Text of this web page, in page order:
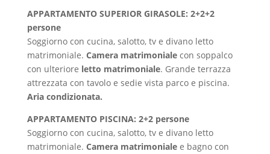
APPARTAMENTO SUPERIOR GIRASOLE: 2+2+2
persone
Soggiorno con cucina, salotto, tv e divano letto
matrimoniale. Camera matrimonialecon soppalco
con ulteriore letto matrimoniale. Grande terrazza
attrezzata con tavolo e sedie vista parco e piscina.
Aria condizionata.
APPARTAMENTO PISCINA: 2+2 persone
Soggiorno con cucina, salotto, tv e divano letto
matrimoniale. Camera matrimonialee bagno con